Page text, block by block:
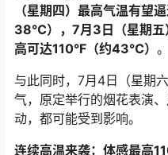
（星期四）最高气温有望
38℃），7月3日（星期五
高可达110°F（约43℃） 。
与此同时，7月4日（星期
气，原定举行的烟花表演
动，都可能受到影响。
连续高温来袭：体感最高